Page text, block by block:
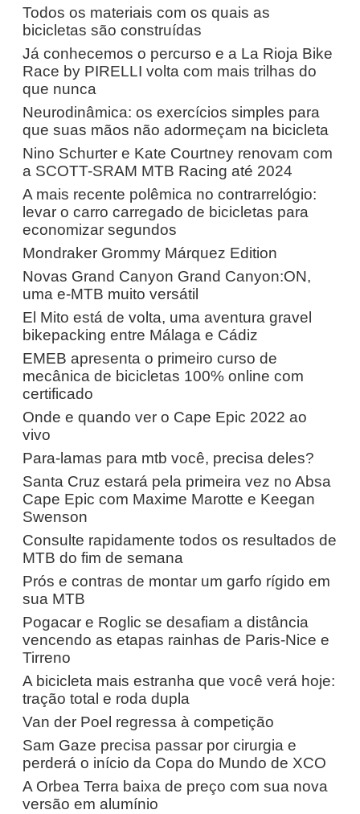
Todos os materiais com os quais as
bicicletas são construídas
Já conhecemos o percurso e a La Rioja Bike
Race by PIRELLI volta com mais trilhas do
que nunca
Neurodinâmica: os exercícios simples para
que suas mãos não adormeçam na bicicleta
Nino Schurter e Kate Courtney renovam com
a SCOTT-SRAM MTB Racing até 2024
A mais recente polêmica no contrarrelógio:
levar o carro carregado de bicicletas para
economizar segundos
Mondraker Grommy Márquez Edition
Novas Grand Canyon Grand Canyon:ON,
uma e-MTB muito versátil
El Mito está de volta, uma aventura gravel
bikepacking entre Málaga e Cádiz
EMEB apresenta o primeiro curso de
mecânica de bicicletas 100% online com
certificado
Onde e quando ver o Cape Epic 2022 ao
vivo
Para-lamas para mtb você, precisa deles?
Santa Cruz estará pela primeira vez no Absa
Cape Epic com Maxime Marotte e Keegan
Swenson
Consulte rapidamente todos os resultados de
MTB do fim de semana
Prós e contras de montar um garfo rígido em
sua MTB
Pogacar e Roglic se desafiam a distância
vencendo as etapas rainhas de Paris-Nice e
Tirreno
A bicicleta mais estranha que você verá hoje:
tração total e roda dupla
Van der Poel regressa à competição
Sam Gaze precisa passar por cirurgia e
perderá o início da Copa do Mundo de XCO
A Orbea Terra baixa de preço com sua nova
versão em alumínio